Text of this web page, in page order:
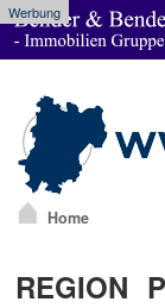
Werbung
Home
REGION